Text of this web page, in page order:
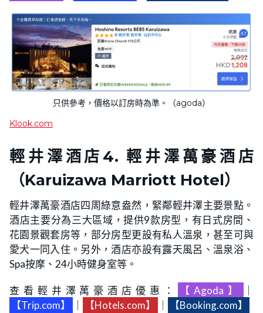
只供參考，價格以訂房時為準。（agoda）
Klook.com
輕井澤酒店 4. 輕井澤萬豪酒店
（Karuizawa Marriott Hotel）
輕井澤萬豪酒店四周綠意盎然，緊鄰輕井澤主要景點。
酒店主要分為三大區域，提供9款房型，有日式房間、
花園景觀套房等，部分房型更設有私人溫泉，甚至可與
愛犬一同入住。另外，酒店亦設有露天風呂、溫泉浴、
Spa按摩、24小時健身室等。
查看輕井澤萬豪酒店優惠： 【Agoda】
【Trip.com】
【Hotels.com】 【Booking.com】